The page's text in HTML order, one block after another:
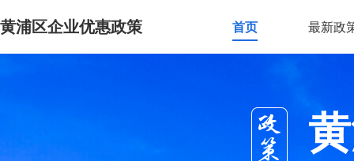
黄浦区企业优惠政策 首页 最新政